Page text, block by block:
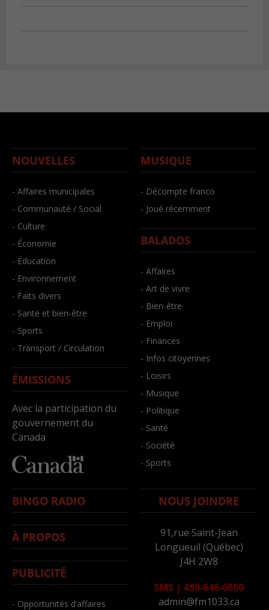
NOUVELLES
- Affaires municipales
- Communauté / Social
- Culture
- Économie
- Éducation
- Environnement
- Faits divers
- Santé et bien-être
- Sports
- Transport / Circulation
ÉMISSIONS
Avec la participation du
gouvernement du
Canada
MUSIQUE
- Décompte franco
- Joué récemment
BALADOS
- Affaires
- Art de vivre
- Bien-être
- Emploi
- Finances
- Infos citoyennes
- Loisirs
- Musique
- Politique
- Santé
- Société
- Sports
BINGO RADIO
À PROPOS
PUBLICITÉ
- Opportunités d’affaires
NOUS JOINDRE
91,rue Saint-Jean
Longueuil (Québec)
J4H 2W8
SMS | 450-646-6800
admin@fm1033.ca